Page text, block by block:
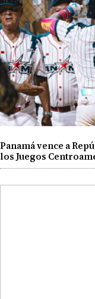
Panamá vence a
los Juegos